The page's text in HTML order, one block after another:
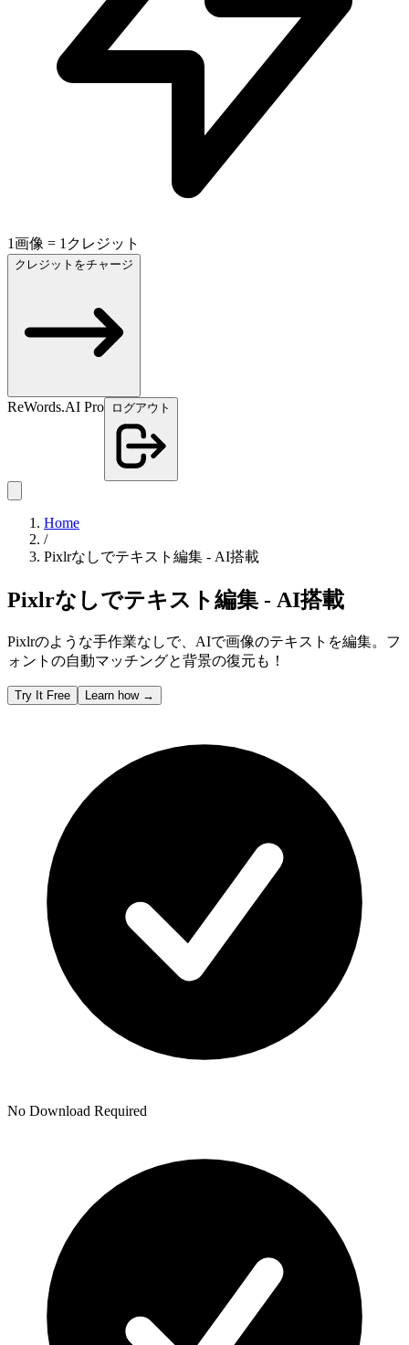
1画像 = 1クレジット
クレジットをチャージ
ReWords.AI Pro ログアウト
Home
/
Pixlrなしでテキスト編集 - AI搭載
Pixlrなしでテキスト編集 - AI搭載
Pixlrのような手作業なしで、AIで画像のテキストを編集。フ
ォントの自動マッチングと背景の復元も！
Try It Free Learn how →
No Download Required